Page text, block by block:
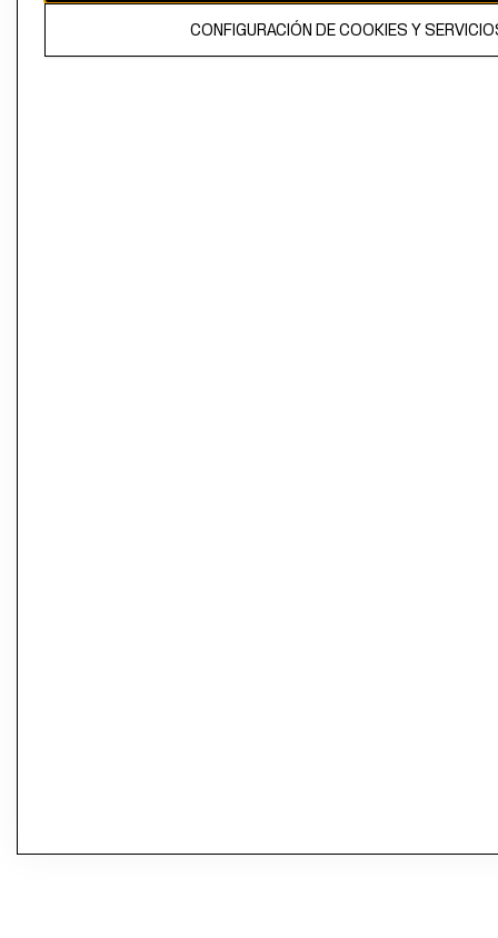
El contenido de esta página web está protegido por copyright y es
propiedad de H&M Hennes & Mauritz AB
CONFIGURACIÓN DE COOKIES Y